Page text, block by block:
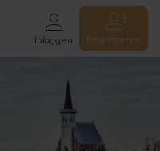
Inloggen Registreren